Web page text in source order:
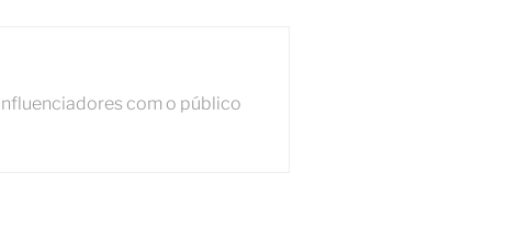
com o público